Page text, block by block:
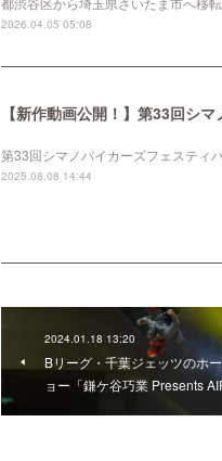
2026.04.05 05:08
第33回シマノバイカーズフェスティ
2025.08.08 14:44
2024.01.18 13:20
Bリーグ・千葉ジェッツのホ
ョー「鎌ケ谷巧業 Presents